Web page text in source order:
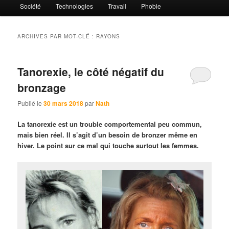
Société Technologies Travail Phobie
ARCHIVES PAR MOT-CLÉ : RAYONS
Tanorexie, le côté négatif du
bronzage
Publié le30 mars 2018parNath
La tanorexie est un trouble comportemental peu commun,
mais bien réel. Il s’agit d’un besoin de bronzer même en
hiver. Le point sur ce mal qui touche surtout les femmes.